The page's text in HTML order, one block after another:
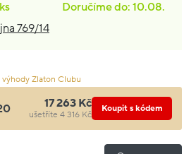
Doručíme do: 10.08.
769/14
výhody Zlaton Clubu
17 263 Kč
ušetříte 4 316 Kč
Koupit s kódem